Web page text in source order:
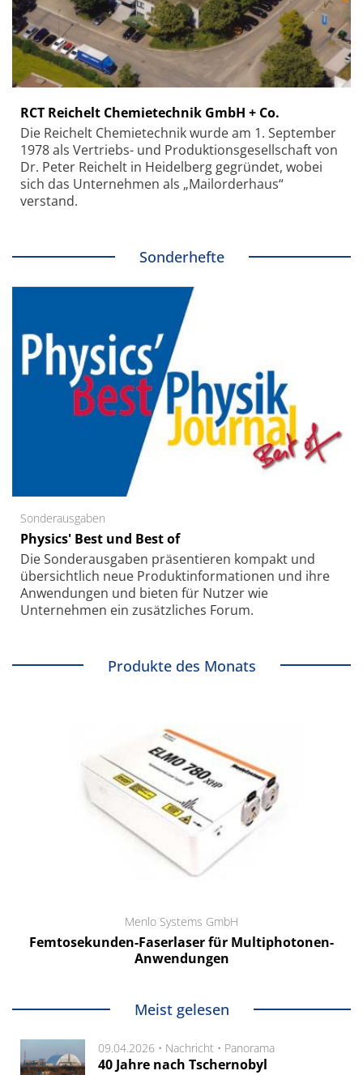
RCT Reichelt Chemietechnik GmbH + Co.
Die Reichelt Chemietechnik wurde am 1. September
1978 als Vertriebs- und Produktionsgesellschaft von
Dr. Peter Reichelt in Heidelberg gegründet, wobei
sich das Unternehmen als „Mailorderhaus“
verstand.
Sonderhefte
Sonderausgaben
Physics' Best und Best of
Die Sonder­ausgaben präsentieren kompakt und
übersichtlich neue Produkt­informationen und ihre
Anwendungen und bieten für Nutzer wie
Unternehmen ein zusätzliches Forum.
Produkte des Monats
Menlo Systems GmbH
Femtosekunden-Faserlaser für Multiphotonen-
Anwendungen
Meist gelesen
09.04.2026 • Nachricht • Panorama
40 Jahre nach Tschernobyl